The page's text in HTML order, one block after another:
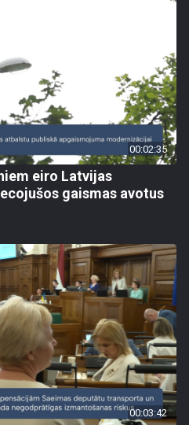
00:02:35
eiro Latvijas
gaismas avotus
00:03:42